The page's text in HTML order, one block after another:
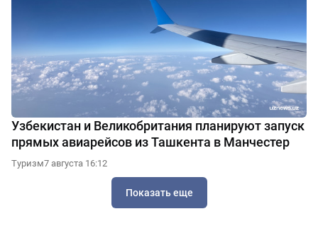
Узбекистан и Великобритания планируют запуск
прямых авиарейсов из Ташкента в Манчестер
Туризм7 августа 16:12
Показать еще